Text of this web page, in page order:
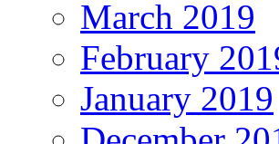
March 2019
February
January 2019